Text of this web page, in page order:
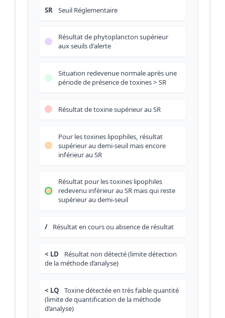
SR Seuil Réglementaire
Résultat de phytoplancton supérieur
aux seuils d'alerte
Situation redevenue normale après une
période de présence de toxines > SR
Résultat de toxine supérieur au SR
Pour les toxines lipophiles, résultat
supérieur au demi-seuil mais encore
inférieur au SR
Résultat pour les toxines lipophiles
redevenu inférieur au SR mais qui reste
supérieur au demi-seuil
/ Résultat en cours ou absence de résultat
< LD
Résultat non détecté (limite détection
de la méthode d’analyse)
< LQ
Toxine détectée en très faible quantité
(limite de quantification de la méthode
d’analyse)